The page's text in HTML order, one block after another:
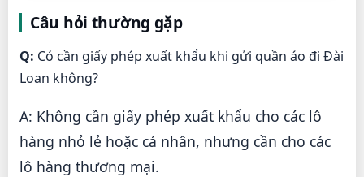
Câu hỏi thường gặp
Q: Có cần giấy phép xuất khẩu khi gửi quần áo đi Đài
Loan không?
A: Không cần giấy phép xuất khẩu cho các lô
hàng nhỏ lẻ hoặc cá nhân, nhưng cần cho các
lô hàng thương mại.